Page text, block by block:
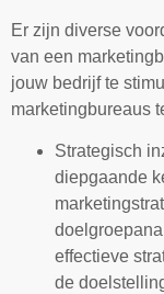
Er zijn diverse
van een
jouw bedrijf te
marketingbureaus
Strategisch
diepgaande
effectieve
de